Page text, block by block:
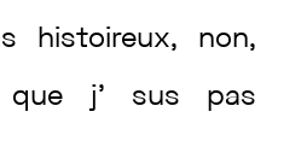
histoireux, non,
que j’ sus pas